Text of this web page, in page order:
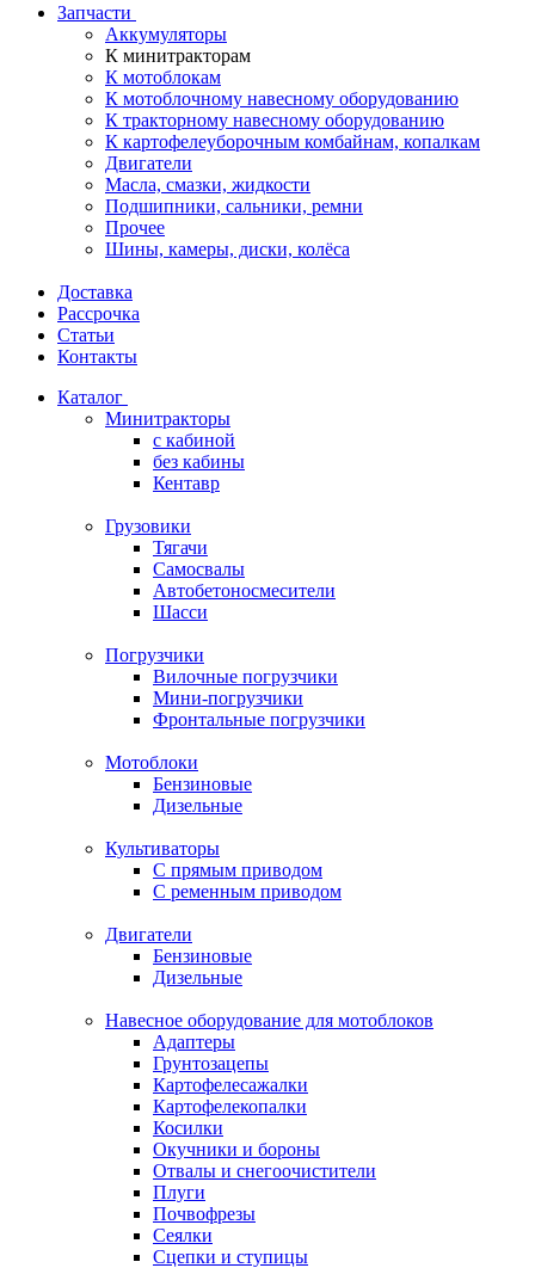
Запчасти
Аккумуляторы
К минитракторам
К мотоблокам
К мотоблочному навесному оборудованию
К тракторному навесному оборудованию
К картофелеуборочным комбайнам, копалкам
Двигатели
Масла, смазки, жидкости
Подшипники, сальники, ремни
Прочее
Шины, камеры, диски, колёса
Доставка
Рассрочка
Статьи
Контакты
Каталог
Минитракторы
c кабиной
без кабины
Кентавр
Грузовики
Тягачи
Самосвалы
Автобетоносмесители
Шасси
Погрузчики
Вилочные погрузчики
Мини-погрузчики
Фронтальные погрузчики
Мотоблоки
Бензиновые
Дизельные
Культиваторы
С прямым приводом
С ременным приводом
Двигатели
Бензиновые
Дизельные
Навесное оборудование для мотоблоков
Адаптеры
Грунтозацепы
Картофелесажалки
Картофелекопалки
Косилки
Окучники и бороны
Отвалы и снегоочистители
Плуги
Почвофрезы
Сеялки
Сцепки и ступицы